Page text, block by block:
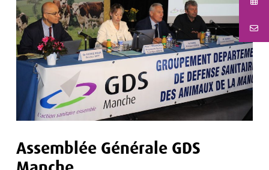
Assemblée Générale GDS